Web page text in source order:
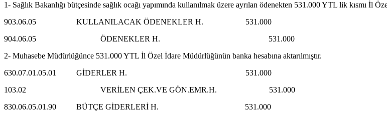
1- Sağlık Bakanlığı bütçesinde sağlık ocağı yapımında kullanılmak üzere ayrılan ödenekten 531.000 YTL lik kısmı
903.06.05 KULLANILACAK ÖDENEKLER H. 531.000
904.06.05 ÖDENEKLER H. 531.000
2- Muhasebe Müdürlüğünce 531.000 YTL İl Özel İdare Müdürlüğünün banka hesabına aktarılmıştır.
630.07.01.05.01 GİDERLER H. 531.000
103.02 VERİLEN ÇEK.VE GÖN.EMR.H. 531.000
830.06.05.01.90 BÜTÇE GİDERLERİ H. 531.000